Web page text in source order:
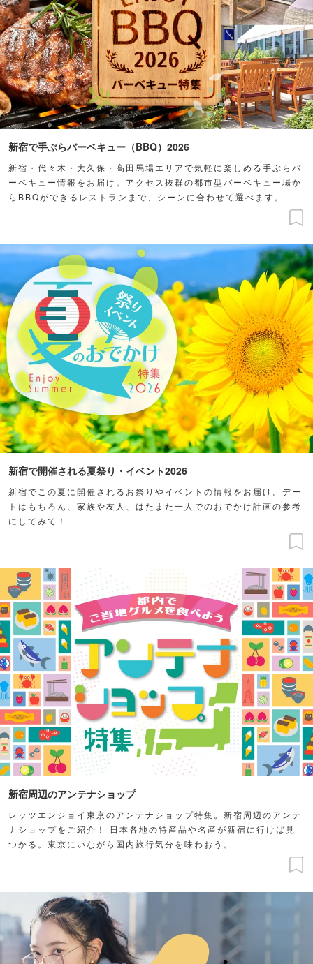
新宿で手ぶらバーベキュー（BBQ）2026
新宿・代々木・大久保・高田馬場エリアで気軽に楽しめる手ぶらバ
ーベキュー情報をお届け。アクセス抜群の都市型バーベキュー場か
らBBQができるレストランまで、シーンに合わせて選べます。
新宿で開催される夏祭り・イベント2026
新宿でこの夏に開催されるお祭りやイベントの情報をお届け。デー
トはもちろん、家族や友人、はたまた一人でのおでかけ計画の参考
にしてみて！
新宿周辺のアンテナショップ
レッツエンジョイ東京のアンテナショップ特集。新宿周辺のアンテ
ナショップをご紹介！ 日本各地の特産品や名産が新宿に行けば見
つかる。東京にいながら国内旅行気分を味わおう。